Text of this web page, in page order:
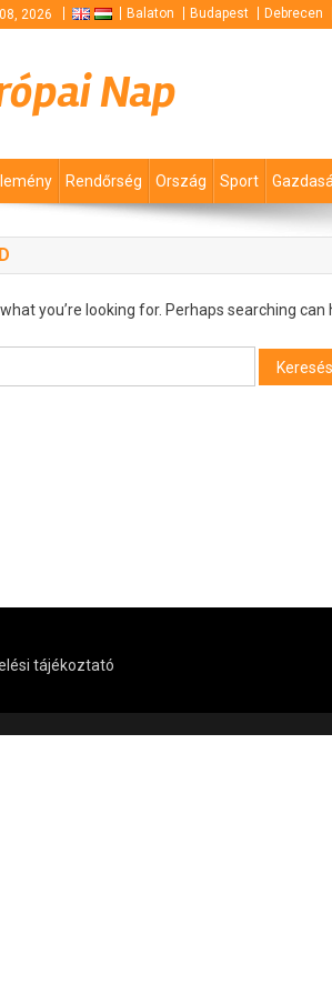
2026 Balaton Budapest Debrecen
Nap
Rendőrség Ország Sport
you’re looking for. Perhaps searching can
tájékoztató